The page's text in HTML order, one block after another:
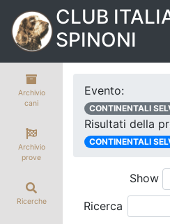
CLUB
SPINONI
Archivio
cani
Archivio
prove
Ricerche
Evento:
CONTINENTALI
Risultati della
CONTINENTALI
Show
Ricerca